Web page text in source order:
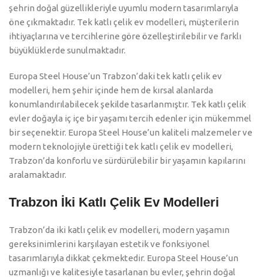
şehrin doğal güzellikleriyle uyumlu modern tasarımlarıyla
öne çıkmaktadır. Tek katlı çelik ev modelleri, müşterilerin
ihtiyaçlarına ve tercihlerine göre özelleştirilebilir ve farklı
büyüklüklerde sunulmaktadır.
Europa Steel House’un Trabzon’daki tek katlı çelik ev
modelleri, hem şehir içinde hem de kırsal alanlarda
konumlandırılabilecek şekilde tasarlanmıştır. Tek katlı çelik
evler doğayla iç içe bir yaşamı tercih edenler için mükemmel
bir seçenektir. Europa Steel House’un kaliteli malzemeler ve
modern teknolojiyle ürettiği tek katlı çelik ev modelleri,
Trabzon’da konforlu ve sürdürülebilir bir yaşamın kapılarını
aralamaktadır.
Trabzon İki Katlı Çelik Ev Modelleri
Trabzon’da iki katlı çelik ev modelleri, modern yaşamın
gereksinimlerini karşılayan estetik ve fonksiyonel
tasarımlarıyla dikkat çekmektedir. Europa Steel House’un
uzmanlığı ve kalitesiyle tasarlanan bu evler, şehrin doğal